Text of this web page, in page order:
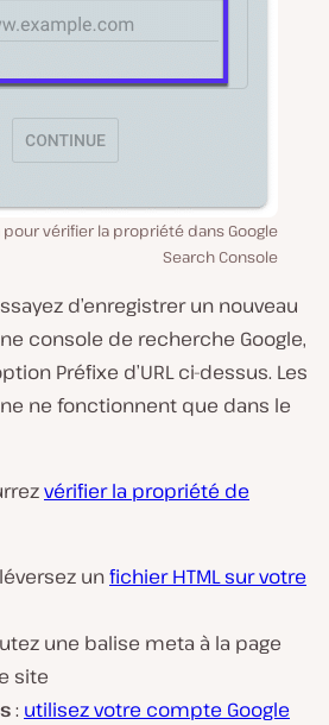
vérifier la propriété dans Google
Search Console
d’enregistrer un nouveau
console de recherche Google,
Préfixe d’URL ci-dessus. Les
ne fonctionnent que dans le
vérifier la propriété de
unfichier HTML sur votre
une balise meta à la page
site
: utilisez votre compte Google